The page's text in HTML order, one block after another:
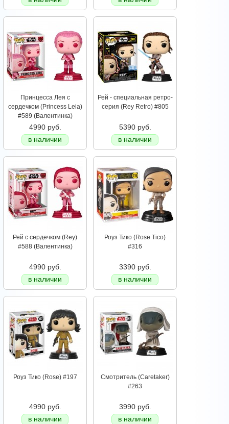
Принцесса Лея с
сердечком (Princess Leia)
#589 (Валентинка)
4990 руб.
в наличии
Рей - специальная ретро-
серия (Rey Retro) #805
5390 руб.
в наличии
Рей с сердечком (Rey)
#588 (Валентинка)
4990 руб.
в наличии
Роуз Тико (Rose Tico)
#316
3390 руб.
в наличии
Роуз Тико (Rose) #197
4990 руб.
в наличии
Смотритель (Caretaker)
#263
3990 руб.
в наличии